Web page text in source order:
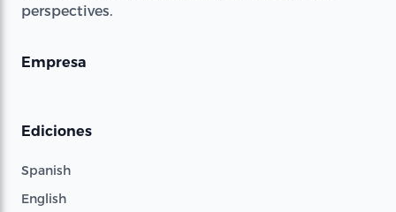
perspectives.
Empresa
Ediciones
Spanish
English